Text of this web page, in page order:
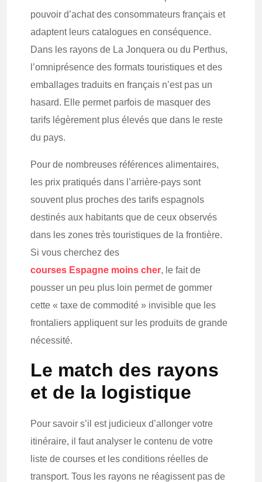
pouvoir d’achat des consommateurs français et
adaptent leurs catalogues en conséquence.
Dans les rayons de La Jonquera ou du Perthus,
l’omniprésence des formats touristiques et des
emballages traduits en français n’est pas un
hasard. Elle permet parfois de masquer des
tarifs légèrement plus élevés que dans le reste
du pays.
Pour de nombreuses références alimentaires,
les prix pratiqués dans l’arrière-pays sont
souvent plus proches des tarifs espagnols
destinés aux habitants que de ceux observés
dans les zones très touristiques de la frontière.
Si vous cherchez des
courses Espagne moins cher, le fait de
pousser un peu plus loin permet de gommer
cette « taxe de commodité » invisible que les
frontaliers appliquent sur les produits de grande
nécessité.
Le match des rayons
et de la logistique
Pour savoir s’il est judicieux d’allonger votre
itinéraire, il faut analyser le contenu de votre
liste de courses et les conditions réelles de
transport. Tous les rayons ne réagissent pas de